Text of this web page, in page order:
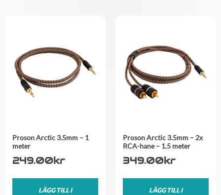
Proson Arctic 3.5mm – 1
meter
249.00kr
LÄGG TILL I
Proson Arctic 3.5mm – 2x
RCA-hane – 1.5 meter
349.00kr
LÄGG TILL I